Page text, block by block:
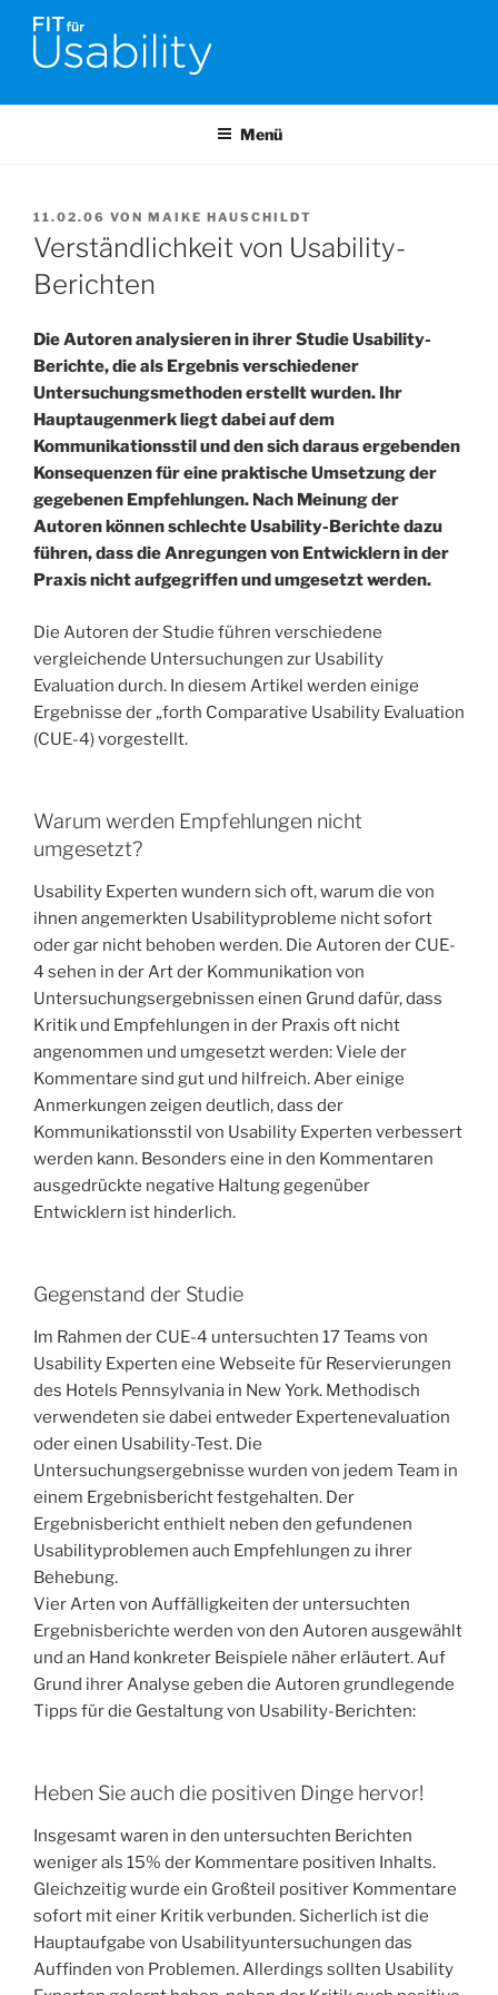
Zum
Inhalt
springen
FIT FÜR USABILITY
Menü
VERÖFFENTLICHT
AM
11.02.06 VON MAIKE HAUSCHILDT
Verständlichkeit von Usability-
Berichten
Die Autoren analysieren in ihrer Studie Usability-
Berichte, die als Ergebnis verschiedener
Untersuchungsmethoden erstellt wurden. Ihr
Hauptaugenmerk liegt dabei auf dem
Kommunikationsstil und den sich daraus ergebenden
Konsequenzen für eine praktische Umsetzung der
gegebenen Empfehlungen. Nach Meinung der
Autoren können schlechte Usability-Berichte dazu
führen, dass die Anregungen von Entwicklern in der
Praxis nicht aufgegriffen und umgesetzt werden.
Die Autoren der Studie führen verschiedene
vergleichende Untersuchungen zur Usability
Evaluation durch. In diesem Artikel werden einige
Ergebnisse der „forth Comparative Usability Evaluation
(CUE-4) vorgestellt.
Warum werden Empfehlungen nicht
umgesetzt?
Usability Experten wundern sich oft, warum die von
ihnen angemerkten Usabilityprobleme nicht sofort
oder gar nicht behoben werden. Die Autoren der CUE-
4 sehen in der Art der Kommunikation von
Untersuchungsergebnissen einen Grund dafür, dass
Kritik und Empfehlungen in der Praxis oft nicht
angenommen und umgesetzt werden: Viele der
Kommentare sind gut und hilfreich. Aber einige
Anmerkungen zeigen deutlich, dass der
Kommunikationsstil von Usability Experten verbessert
werden kann. Besonders eine in den Kommentaren
ausgedrückte negative Haltung gegenüber
Entwicklern ist hinderlich.
Gegenstand der Studie
Im Rahmen der CUE-4 untersuchten 17 Teams von
Usability Experten eine Webseite für Reservierungen
des Hotels Pennsylvania in New York. Methodisch
verwendeten sie dabei entweder Expertenevaluation
oder einen Usability-Test. Die
Untersuchungsergebnisse wurden von jedem Team in
einem Ergebnisbericht festgehalten. Der
Ergebnisbericht enthielt neben den gefundenen
Usabilityproblemen auch Empfehlungen zu ihrer
Behebung.
Vier Arten von Auffälligkeiten der untersuchten
Ergebnisberichte werden von den Autoren ausgewählt
und an Hand konkreter Beispiele näher erläutert. Auf
Grund ihrer Analyse geben die Autoren grundlegende
Tipps für die Gestaltung von Usability-Berichten:
Heben Sie auch die positiven Dinge hervor!
Insgesamt waren in den untersuchten Berichten
weniger als 15% der Kommentare positiven Inhalts.
Gleichzeitig wurde ein Großteil positiver Kommentare
sofort mit einer Kritik verbunden. Sicherlich ist die
Hauptaufgabe von Usabilityuntersuchungen das
Auffinden von Problemen. Allerdings sollten Usability